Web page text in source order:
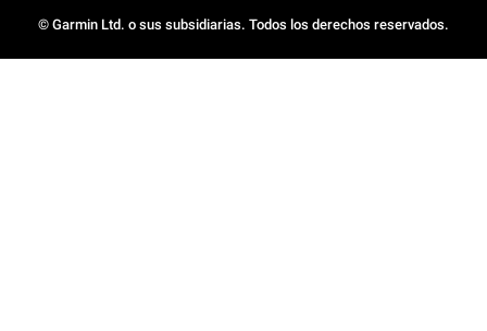
© Garmin Ltd. o sus subsidiarias. Todos los derechos reservados.